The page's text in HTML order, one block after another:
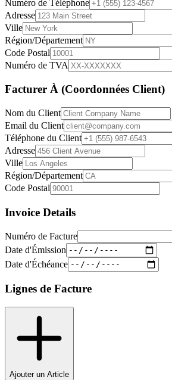
Numéro de Téléphone
Adresse
Ville
Région/Département
Code Postal
Numéro de TVA
Facturer À (Coordonnées Client)
Nom du Client
Email du Client
Téléphone du Client
Adresse
Ville
Région/Département
Code Postal
Invoice Details
Numéro de Facture
Date d'Émission
Date d'Échéance
Lignes de Facture
Ajouter un Article